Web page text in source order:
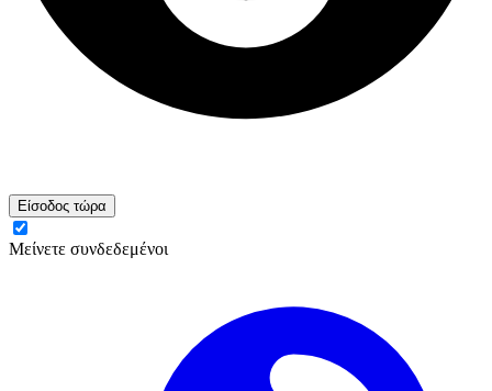
Είσοδος τώρα
Μείνετε συνδεδεμένοι